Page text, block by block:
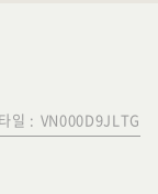
일 : VN000D9JLTG